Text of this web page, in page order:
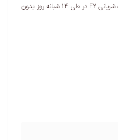
پروژه ساخت و نصب کالورت پیش ساخته انتقال یوتیلیتی از شرکت مبین انرژی خلیج‌فارس به پتروشیمی صدف خلیج‌فارس (به طول ۷۰ متر و عرض ۸ متر در عمق ۶ متری زمین) با وجود ترافیک سنگین ترددی در جاده شریانی F2 در طی ۱۴ شبانه روز بدون